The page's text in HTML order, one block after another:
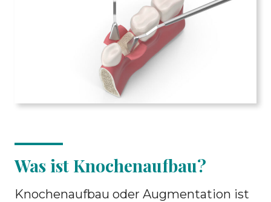
Was ist Knochenaufbau?
Knochenaufbau oder Augmentation ist